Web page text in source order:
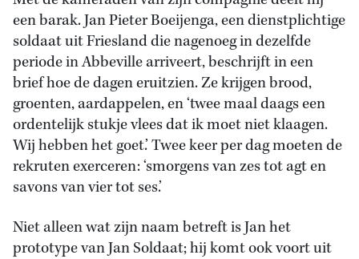
een barak. Jan Pieter Boeijenga, een dienstplichtige
soldaat uit Friesland die nagenoeg in dezelfde
periode in Abbeville arriveert, beschrijft in een
brief hoe de dagen eruitzien. Ze krijgen brood,
groenten, aardappelen, en ‘twee maal daags een
ordentelijk stukje vlees dat ik moet niet klaagen.
Wij hebben het goet.’ Twee keer per dag moeten de
rekruten exerceren: ‘smorgens van zes tot agt en
savons van vier tot ses.’
Niet alleen wat zijn naam betreft is Jan het
prototype van Jan Soldaat; hij komt ook voort uit